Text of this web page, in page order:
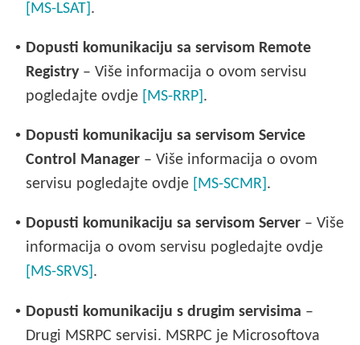
[MS-LSAT] .
• Dopusti komunikaciju sa servisom Remote
Registry– Više informacija o ovom servisu
pogledajte ovdje [MS-RRP] .
• Dopusti komunikaciju sa servisom Service
Control Manager – Više informacija o ovom
servisu pogledajte ovdje [MS-SCMR] .
• Dopusti komunikaciju sa servisom Server – Više
informacija o ovom servisu pogledajte ovdje
[MS-SRVS] .
• Dopusti komunikaciju s drugim servisima –
Drugi MSRPC servisi. MSRPC je Microsoftova